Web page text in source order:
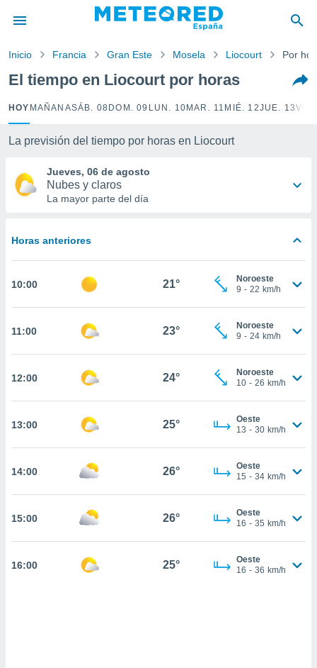
por
para
que se
calidad.
a este
y
digital
permite
seguir
coste.
a la
todas
nuestros
nos
análisis
perfil
CONFIGURACIÓN
Inicio Francia Gran Este Mosela Liocourt Por
El tiempo en Liocourt por horas
HOY MAÑANASÁB. 08 DOM. 09 LUN. 10 MAR. 11 MIÉ. 12JUE. 13VIE.
La previsión del tiempo por horas en Liocourt
Jueves, 06 de agosto
Nubes y claros
La mayor parte del día
Horas anteriores
10:00 21°
Noroeste
9 - 22 km/h
11:00 23°
Noroeste
9 - 24 km/h
12:00 24°
Noroeste
10 - 26 km/h
13:00 25°
Oeste
13 - 30 km/h
14:00 26°
Oeste
15 - 34 km/h
15:00 26°
Oeste
16 - 35 km/h
16:00 25°
Oeste
16 - 36 km/h